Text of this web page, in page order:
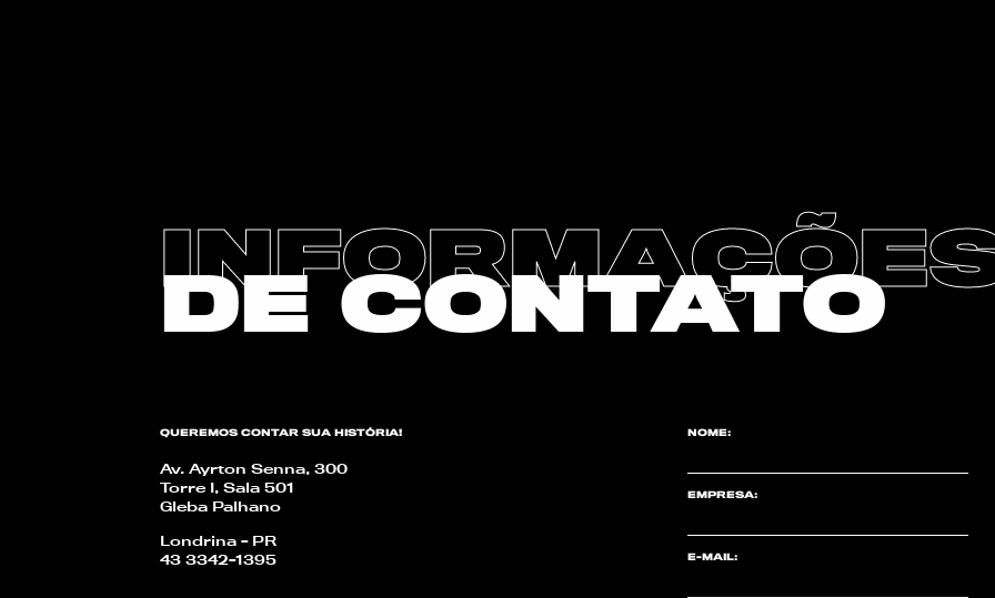
DE CONTATO
QUEREMOS CONTAR SUA HISTÓRIA!
Av. Ayrton Senna, 300
Torre I, Sala 501
Gleba Palhano
Londrina - PR
43 3342-1395
NOME:
EMPRESA:
E-MAIL: